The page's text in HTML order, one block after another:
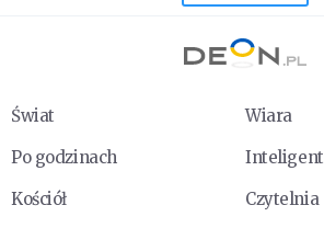
Świat
Wiara
Po godzinach
Kościół
Czytelnia